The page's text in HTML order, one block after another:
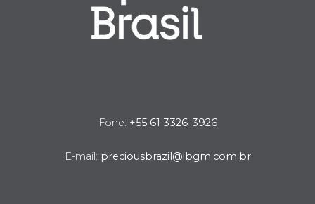
Fone: +55 61 3326-3926
E-mail: preciousbrazil@ibgm.com.br